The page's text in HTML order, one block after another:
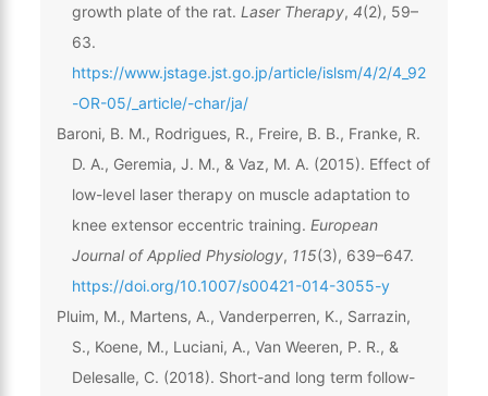
growth plate of the rat. Laser Therapy, 4(2), 59–
63.
https://www.jstage.jst.go.jp/article/islsm/4/2/4_92
-OR-05/_article/-char/ja/
Baroni, B. M., Rodrigues, R., Freire, B. B., Franke, R.
D. A., Geremia, J. M., & Vaz, M. A. (2015). Effect of
low-level laser therapy on muscle adaptation to
knee extensor eccentric training. European
Journal of Applied Physiology, 115(3), 639–647.
https://doi.org/10.1007/s00421-014-3055-y
Pluim, M., Martens, A., Vanderperren, K., Sarrazin,
S., Koene, M., Luciani, A., Van Weeren, P. R., &
Delesalle, C. (2018). Short-and long term follow-